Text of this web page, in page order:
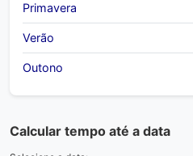
Primavera
Verão
Outono
Calcular tempo até a data